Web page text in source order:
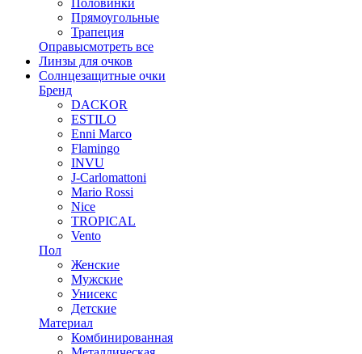
Прямоугольные
Трапеция
Оправысмотреть все
Линзы для очков
Солнцезащитные очки
Бренд
DACKOR
ESTILO
Enni Marco
Flamingo
INVU
J-Carlomattoni
Mario Rossi
Nice
TROPICAL
Vento
Пол
Женские
Мужские
Унисекс
Детские
Материал
Комбинированная